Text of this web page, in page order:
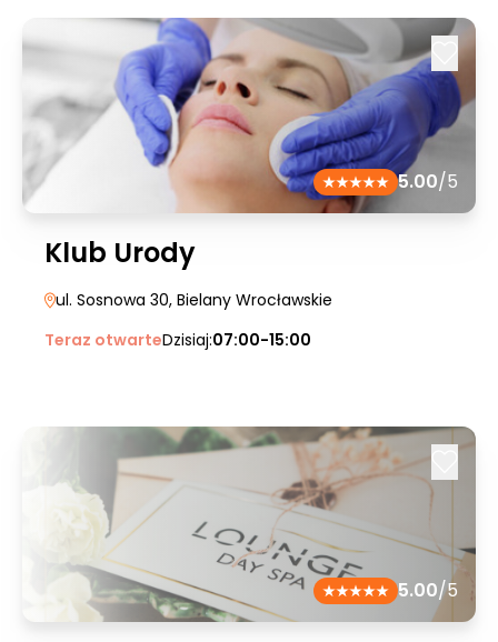
5.00/5
Klub Urody
ul. Sosnowa 30, Bielany Wrocławskie
Teraz otwarteDzisiaj:07:00-15:00
5.00/5